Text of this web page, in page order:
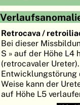
Retrocava /
Bei dieser
S » auf der Höhe L4
(retrocavaler
Entwicklungstörung
Weise kann der
auf Höhe L5